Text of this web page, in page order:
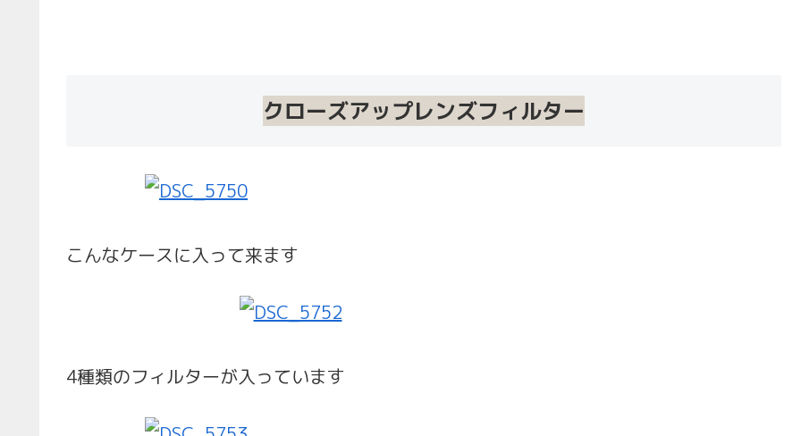
クローズアップレンズフィルター
こんなケースに入って来ます
4種類のフィルターが入っています